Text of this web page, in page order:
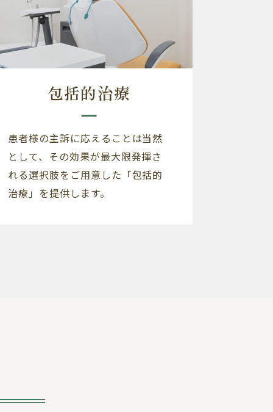
包括的治療
患者様の主訴に応えることは当然
として、その効果が最大限発揮さ
れる選択肢をご用意した「包括的
治療」を提供します。